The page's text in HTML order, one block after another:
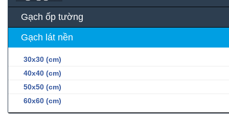
Gạch ốp tường
Gạch lát nền
30x30 (cm)
40x40 (cm)
50x50 (cm)
60x60 (cm)